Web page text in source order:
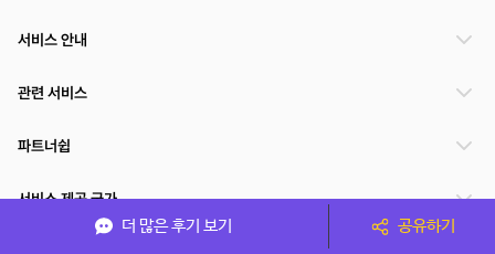
더 많은 후기 보기 공유하기
서비스 안내
관련 서비스
파트너쉽
서비스 제공 국가